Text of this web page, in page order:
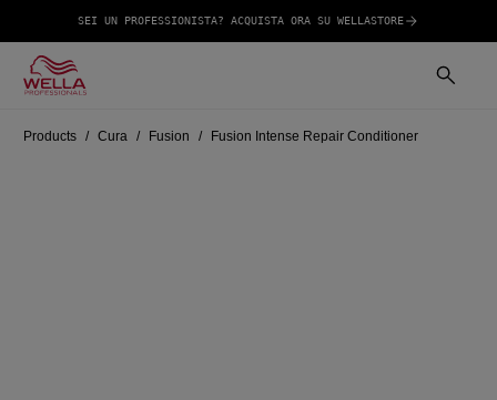
SEI UN PROFESSIONISTA? ACQUISTA ORA SU WELLASTORE
Products Cura Fusion Fusion Intense Repair Conditioner